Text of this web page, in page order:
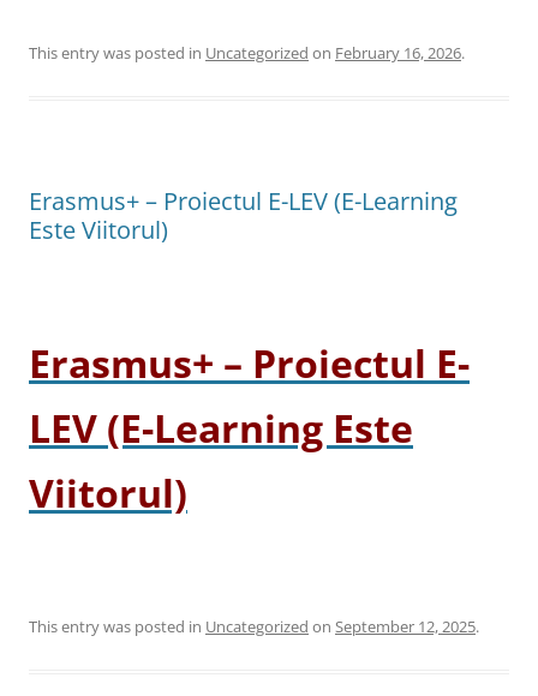
This entry was posted in Uncategorized on February 16, 2026.
Erasmus+ – Proiectul E-LEV (E-Learning
Este Viitorul)
Erasmus+ – Proiectul E-
LEV (E-Learning Este
Viitorul)
This entry was posted in Uncategorized on September 12, 2025.